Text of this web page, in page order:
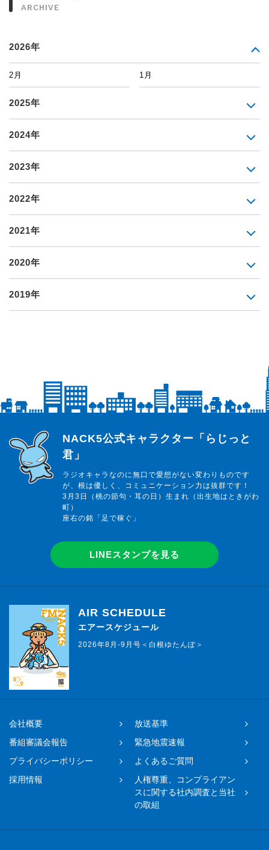
ARCHIVE
2026年
2月 1月
2025年
2024年
2023年
2022年
2021年
2020年
2019年
らじっと君
NACK5公式キャラクター「らじっと
君」
ラジオキャラなのに無口で愛想がない変わりものです
が、根は優しく、コミュニケーション力は抜群です！
3月3日（桃の節句・耳の日）生まれ（出生地はときがわ
町）
座右の銘「足で稼ぐ」
LINEスタンプを見る
AIR SCHEDULE
エアースケジュール
2026年8月-9月号＜白根ゆたんぽ＞
会社概要
放送基準
番組審議会報告
緊急地震速報
プライバシーポリシー
よくあるご質問
採用情報
人権尊重、コンプライアン
スに関する社内調査と当社
の取組